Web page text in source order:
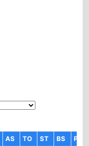
AS TO ST BS PF